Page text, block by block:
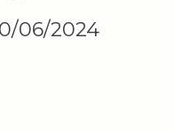
06/2024